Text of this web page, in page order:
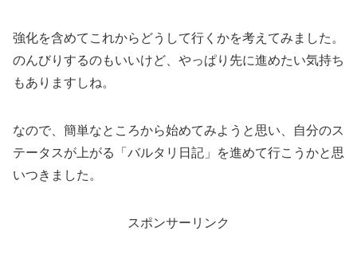
強化を含めてこれからどうして行くかを考えてみました。
のんびりするのもいいけど、やっぱり先に進めたい気持ち
もありますしね。
なので、簡単なところから始めてみようと思い、自分のス
テータスが上がる「バルタリ日記」を進めて行こうかと思
いつきました。
スポンサーリンク